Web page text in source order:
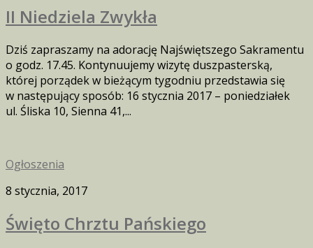
II Niedziela Zwykła
Dziś zapraszamy na adorację Najświętszego Sakramentu
o godz. 17.45. Kontynuujemy wizytę duszpasterską,
której porządek w bieżącym tygodniu przedstawia się
w następujący sposób: 16 stycznia 2017 – poniedziałek
ul. Śliska 10, Sienna 41,...
Ogłoszenia
8 stycznia, 2017
Święto Chrztu Pańskiego